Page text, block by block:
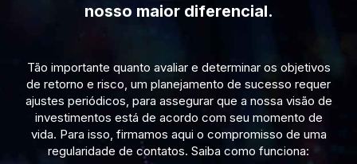
nosso maior diferencial.
Tão importante quanto avaliar e determinar os objetivos
de retorno e risco, um planejamento de sucesso requer
ajustes periódicos, para assegurar que a nossa visão de
investimentos está de acordo com seu momento de
vida. Para isso, firmamos aqui o compromisso de uma
regularidade de contatos. Saiba como funciona: